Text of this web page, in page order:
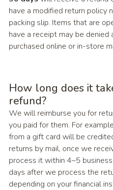
have a modified return policy
packing slip. Items that are
have a receipt may be denied
purchased online or in-store
How long does it
refund?
We will reimburse you for
you paid for them. For
from a gift card will be
returns by mail, once we
process it within 4–5
days after we process the
depending on your financial